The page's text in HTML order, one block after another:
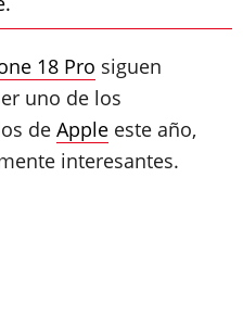
18 Pro siguen
uno de los
de Apple este año,
interesantes.